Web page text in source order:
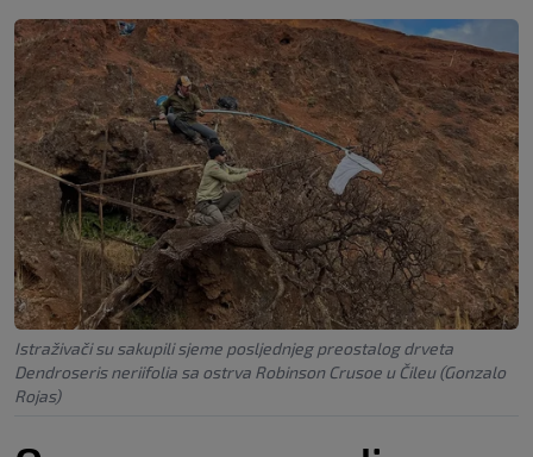
Istraživači su sakupili sjeme posljednjeg preostalog drveta
Dendroseris neriifolia sa ostrva Robinson Crusoe u Čileu (Gonzalo
Rojas)